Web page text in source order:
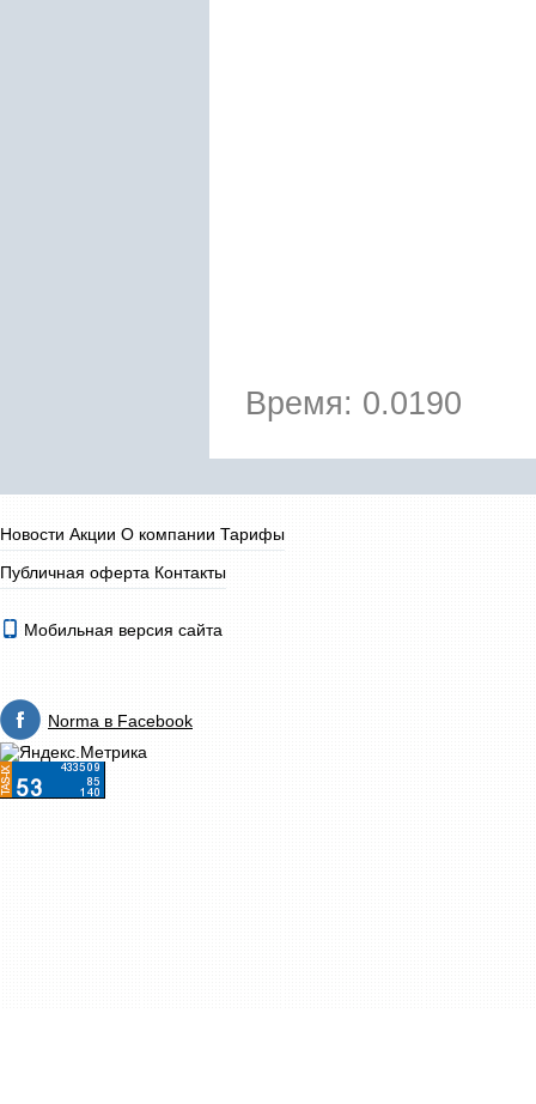
Время: 0.0190
Новости Акции О компании Тарифы
Публичная оферта Контакты
Мобильная версия сайта
Norma в Facebook